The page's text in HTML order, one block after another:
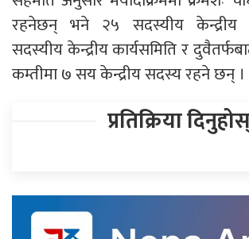
रहनेछन् भने २५ सदस्यीय केन्द्रीय
सदस्यीय केन्द्रीय कार्यसमिति र
कम्तीमा ७ सय केन्द्रीय सदस्य रहने छन् ।
प्रतिक्रिया दिनुहोस्